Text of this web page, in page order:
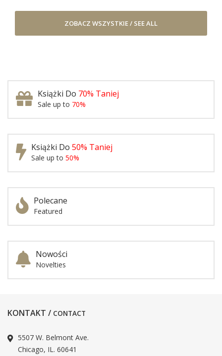
ZOBACZ WSZYSTKIE / SEE ALL
Książki Do 70% Taniej
Sale up to 70%
Książki Do 50% Taniej
Sale up to 50%
Polecane
Featured
Nowości
Novelties
KONTAKT / CONTACT
5507 W. Belmont Ave.
Chicago, IL. 60641